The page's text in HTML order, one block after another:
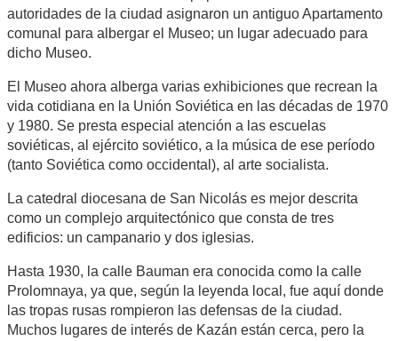
autoridades de la ciudad asignaron un antiguo Apartamento
comunal para albergar el Museo; un lugar adecuado para
dicho Museo.
El Museo ahora alberga varias exhibiciones que recrean la
vida cotidiana en la Unión Soviética en las décadas de 1970
y 1980. Se presta especial atención a las escuelas
soviéticas, al ejército soviético, a la música de ese período
(tanto Soviética como occidental), al arte socialista.
La catedral diocesana de San Nicolás es mejor descrita
como un complejo arquitectónico que consta de tres
edificios: un campanario y dos iglesias.
Hasta 1930, la calle Bauman era conocida como la calle
Prolomnaya, ya que, según la leyenda local, fue aquí donde
las tropas rusas rompieron las defensas de la ciudad.
Muchos lugares de interés de Kazán están cerca, pero la